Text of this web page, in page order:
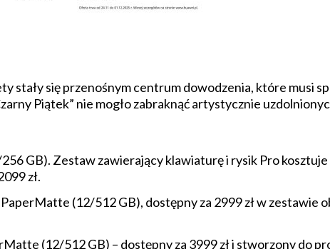
stały się przenośnym centrum dowodzenia, które musi
Piątek” nie mogło zabraknąć artystycznie
GB). Zestaw zawierający klawiaturę i rysik Pro
zł.
(12/512 GB), dostępny za 2999 zł w zestawie
(12/512 GB) – dostępny za 3999 zł i stworzony do